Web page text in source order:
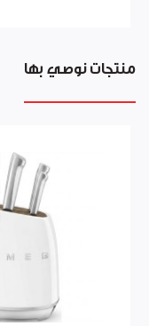
منتجات نوصي بها